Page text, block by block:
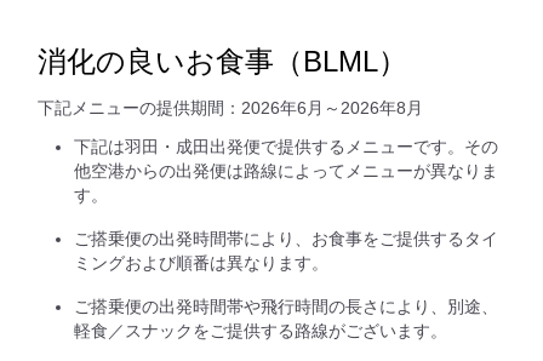
消化の良いお食事（BLML）
下記メニューの提供期間：2026年6月～2026年8月
下記は羽田・成田出発便で提供するメニューです。その
他空港からの出発便は路線によってメニューが異なりま
す。
ご搭乗便の出発時間帯により、お食事をご提供するタイ
ミングおよび順番は異なります。
ご搭乗便の出発時間帯や飛行時間の長さにより、別途、
軽食／スナックをご提供する路線がございます。